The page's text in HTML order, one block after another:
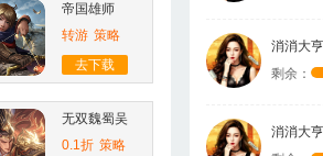
帝国雄师
转游 策略
去下载
无双魏蜀吴
0.1折 策略
剩余：